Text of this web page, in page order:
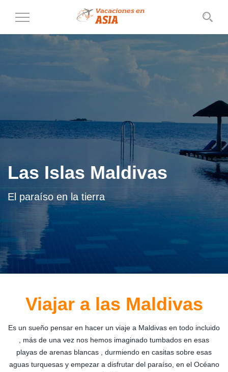
Cambiar
Las Islas Maldivas
El paraíso en la tierra
Viajar a las Maldivas
Es un sueño pensar en hacer un viaje a Maldivas en todo incluido
, más de una vez nos hemos imaginado tumbados en esas
playas de arenas blancas , durmiendo en casitas sobre esas
aguas turquesas y empezar a disfrutar del paraíso, en el Océano